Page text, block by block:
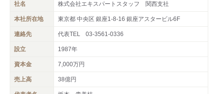
社名 株式会社エキスパートスタッフ 関西支社
本社所在地 東京都 中央区 銀座1-8-16 銀座アスタービル6F
連絡先 代表TEL 03-3561-0336
設立 1987年
資本金 7,000万円
売上高 38億円